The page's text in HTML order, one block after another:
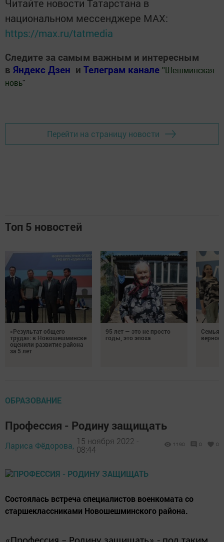
Читайте новости Татарстана в
национальном мессенджере MАХ:
https://max.ru/tatmedia
Следите за самым важным и интересным
в Яндекс Дзен и Телеграм канале " Шешминская
новь"
Перейти на страницу новости
Топ 5 новостей
«Результат общего
труда»: в Новошешминске
оценили развитие района
за 5 лет
95 лет — это не просто
годы, это эпоха
Семья
ОБРАЗОВАНИЕ
Профессия - Родину защищать
Лариса Фёдорова, 15 ноября 2022 -
08:44
1190 0 0
Состоялась встреча специалистов военкомата со
старшеклассниками Новошешминского района.